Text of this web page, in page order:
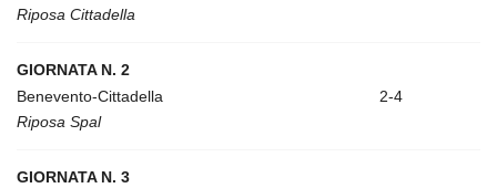
Riposa Cittadella
GIORNATA N. 2
Benevento-Cittadella
2-4
Riposa Spal
GIORNATA N. 3